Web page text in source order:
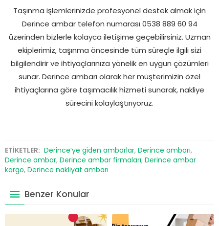
Taşınma işlemlerinizde profesyonel destek almak için
Derince ambar telefon numarası 0538 889 60 94
üzerinden bizlerle kolayca iletişime geçebilirsiniz. Uzman
ekiplerimiz, taşınma öncesinde tüm süreçle ilgili sizi
bilgilendirir ve ihtiyaçlarınıza yönelik en uygun çözümleri
sunar. Derince ambarı olarak her müşterimizin özel
ihtiyaçlarına göre taşımacılık hizmeti sunarak, nakliye
sürecini kolaylaştırıyoruz.
ETİKETLER: Derince’ye giden ambarlar, Derince ambarı,
Derince ambar, Derince ambar firmaları, Derince ambar
kargo, Derince nakliyat ambarı
Benzer Konular